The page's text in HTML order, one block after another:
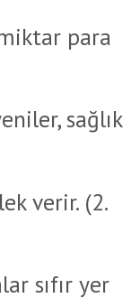
para
sağlık
verir. (2.
sıfır yer